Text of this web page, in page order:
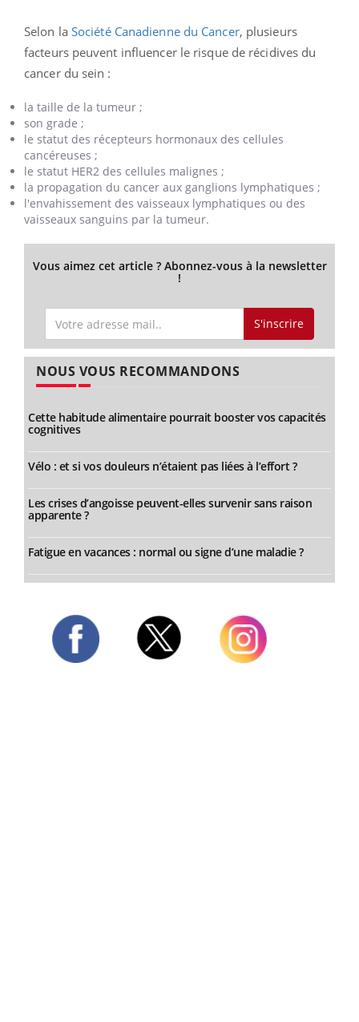
Selon la Société Canadienne du Cancer, plusieurs
facteurs peuvent influencer le risque de récidives du
cancer du sein :
la taille de la tumeur ;
son grade ;
le statut des récepteurs hormonaux des cellules
cancéreuses ;
le statut HER2 des cellules malignes ;
la propagation du cancer aux ganglions lymphatiques ;
l'envahissement des vaisseaux lymphatiques ou des
vaisseaux sanguins par la tumeur.
Vous aimez cet article ? Abonnez-vous à la newsletter
!
S'inscrire
NOUS VOUS RECOMMANDONS
Cette habitude alimentaire pourrait booster vos capacités
cognitives
Vélo : et si vos douleurs n’étaient pas liées à l’effort ?
Les crises d’angoisse peuvent-elles survenir sans raison
apparente ?
Fatigue en vacances : normal ou signe d’une maladie ?